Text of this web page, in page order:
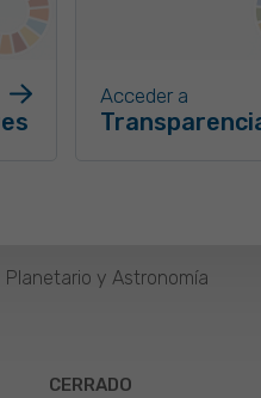
Acceder a
Planetario y Astronomía
CERRADO